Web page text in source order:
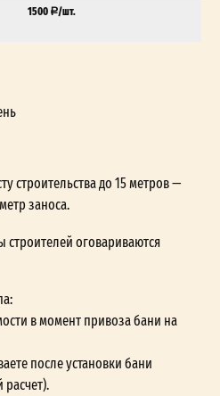
1500 /шт.
строительства до 15 метров —
заноса.
оговариваются
в момент привоза бани на
после установки бани